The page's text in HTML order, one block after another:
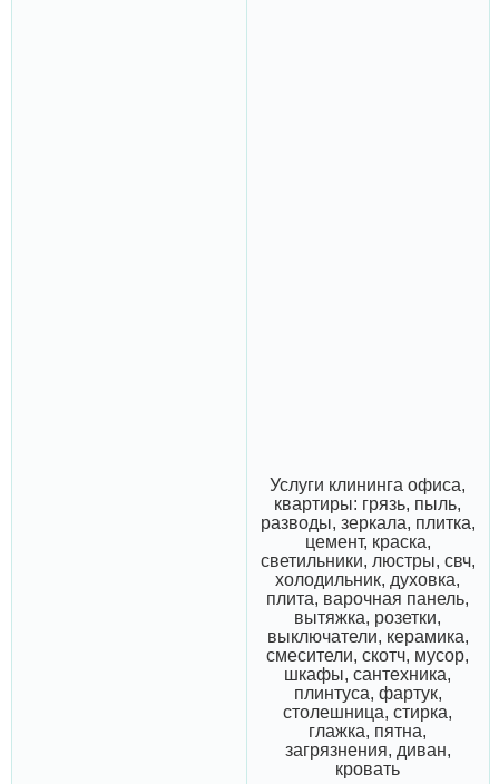
Услуги клининга офиса,
квартиры: грязь, пыль,
разводы, зеркала, плитка,
цемент, краска,
светильники, люстры, свч,
холодильник, духовка,
плита, варочная панель,
вытяжка, розетки,
выключатели, керамика,
смесители, скотч, мусор,
шкафы, сантехника,
плинтуса, фартук,
столешница, стирка,
глажка, пятна,
загрязнения, диван,
кровать